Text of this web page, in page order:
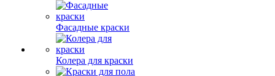
Фасадные краски
Колера для краски